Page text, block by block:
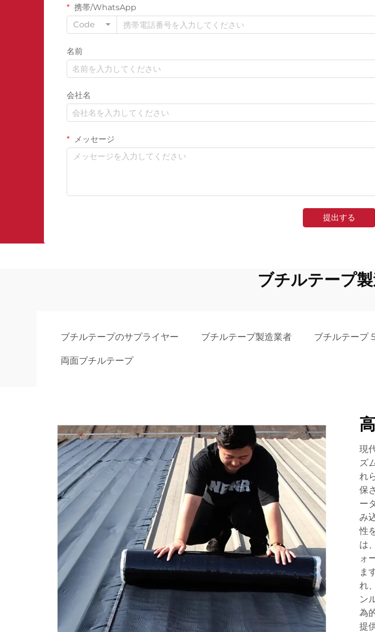
携帯/WhatsApp
Code
名前
会社名
メッセージ
提出する
ブチルテープ
ブチルテープのサプライヤー ブチルテープ製造業者 ブチルテープ
両面ブチルテープ
現
ズ
れ
保
ー
み
性
は
ォ
ま
れ
ン
為
提